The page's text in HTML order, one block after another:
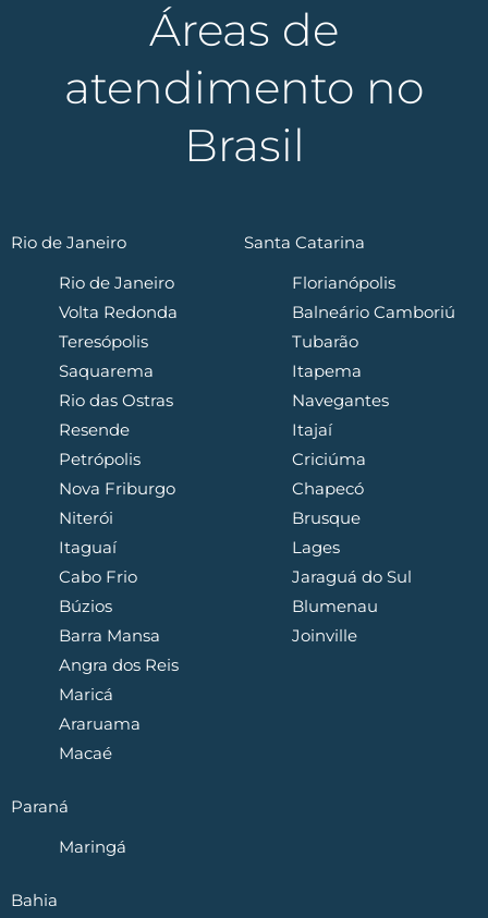
Áreas de
atendimento no
Brasil
Rio de Janeiro
Rio de Janeiro
Volta Redonda
Teresópolis
Saquarema
Rio das Ostras
Resende
Petrópolis
Nova Friburgo
Niterói
Itaguaí
Cabo Frio
Búzios
Barra Mansa
Angra dos Reis
Maricá
Araruama
Macaé
Santa Catarina
Florianópolis
Balneário Camboriú
Tubarão
Itapema
Navegantes
Itajaí
Criciúma
Chapecó
Brusque
Lages
Jaraguá do Sul
Blumenau
Joinville
Paraná
Maringá
Bahia